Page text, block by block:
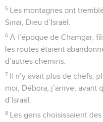
5 Les montagnes ont
Sinaï, Dieu d’Israël.
6 À l’époque de Chamgar,
les routes étaient
d’autres chemins.
7 Il n’y avait plus de chefs,
moi, Débora, j’arrive, avant
d’Israël.
8 Les gens choisissaient